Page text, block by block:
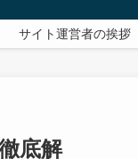
サイト運営者の挨拶
底解